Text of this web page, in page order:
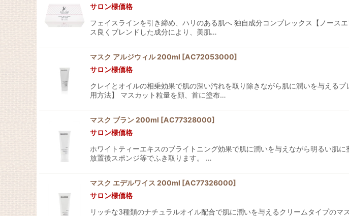
サロン様価格
フェイスラインを引き締め、ハリのある肌へ 独自成分コンプレックス【ノース
ス良くブレンドした成分により、美肌…
マスク アルジウィル 200ml [AC72053000]
サロン様価格
クレイとオイルの相乗効果で肌の深い汚れを取り除きながら肌に潤いを与える
用方法】 マスカット粒量を顔、首に塗布…
マスク ブラン 200ml [AC77328000]
サロン様価格
ホワイトティーエキスのブライトニング効果で肌に潤いを与えながら明るい肌
放置後スポンジ等でふき取ります。 …
マスク エデルワイス 200ml [AC77326000]
サロン様価格
リッチな3種類のナチュラルオイル配合で肌に潤いを与えるクリームタイプの